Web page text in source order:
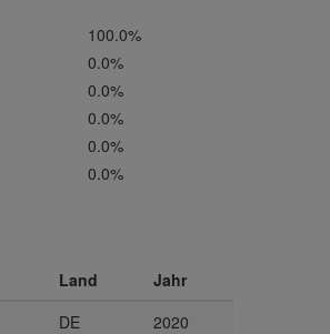
100.0%
0.0%
0.0%
0.0%
0.0%
0.0%
Land Jahr
DE 2020